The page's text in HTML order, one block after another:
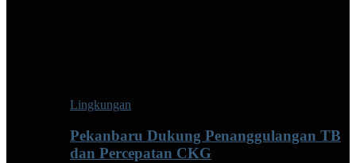
Lingkungan
Pekanbaru Dukung Penanggulangan TB
dan Percepatan CKG